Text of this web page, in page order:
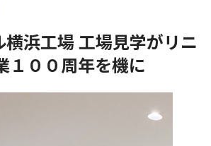
横浜工場 工場見学がリニ
１００周年を機に